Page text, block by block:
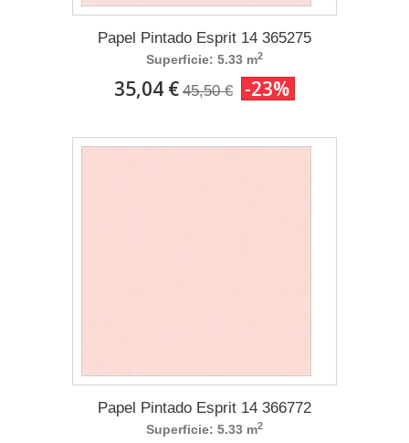
Papel Pintado Esprit 14 365275
Superficie: 5.33 m2
35,04 € 45,50 € -23%
Papel Pintado Esprit 14 366772
Superficie: 5.33 m2